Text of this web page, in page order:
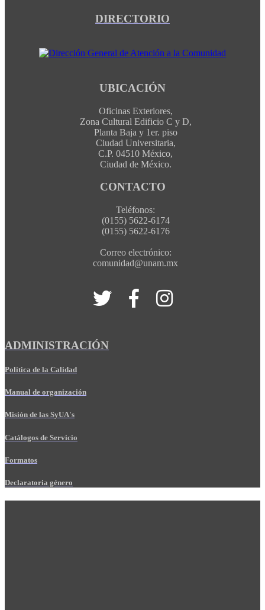
DIRECTORIO
UBICACIÓN
Oficinas Exteriores,
Zona Cultural Edificio C y D,
Planta Baja y 1er. piso
Ciudad Universitaria,
C.P. 04510 México,
Ciudad de México.
CONTACTO
Teléfonos:
(0155) 5622-6174
(0155) 5622-6176
Correo electrónico:
comunidad@unam.mx
ADMINISTRACIÓN
Política de la Calidad
Manual de organización
Misión de las SyUA's
Catálogos de Servicio
Formatos
Declaratoria género